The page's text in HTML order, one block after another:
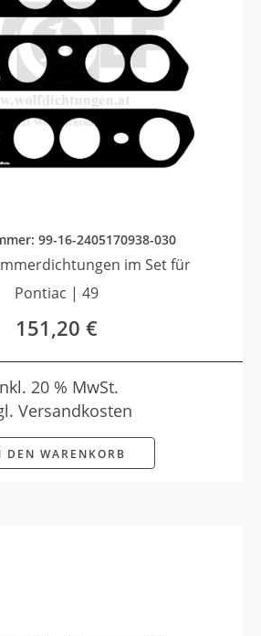
99-16-2405170938-030
im Set für
Pontiac | 49
151,20 €
20 % MwSt.
Versandkosten
DEN WARENKORB